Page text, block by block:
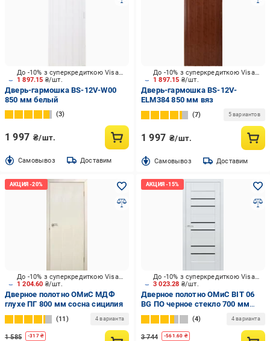
1 897.15 ₴/шт.
До -10% з суперкредиткою Visa Вигода
Дверь-гармошка BS-12V-W00
850 мм белый
3
1 997 ₴/шт.
Cамовывоз Доставим
1 897.15 ₴/шт.
До -10% з суперкредиткою Visa Вигода
Дверь-гармошка BS-12V-
ELM384 850 мм вяз
7 5 вариантов
1 997 ₴/шт.
Cамовывоз Доставим
1 204.60 ₴/шт.
До -10% з суперкредиткою Visa Вигода
Дверное полотно ОМиС МДФ
глухе ПГ 800 мм сосна сицилия
11 4 варианта
1 585 -317₴
3 023.28 ₴/шт.
До -10% з суперкредиткою Visa Вигода
Дверное полотно ОМиС BIT 06
ВG ПО черное стекло 700 мм
белый гладкий
4 4 варианта
3 744 -561.60 ₴